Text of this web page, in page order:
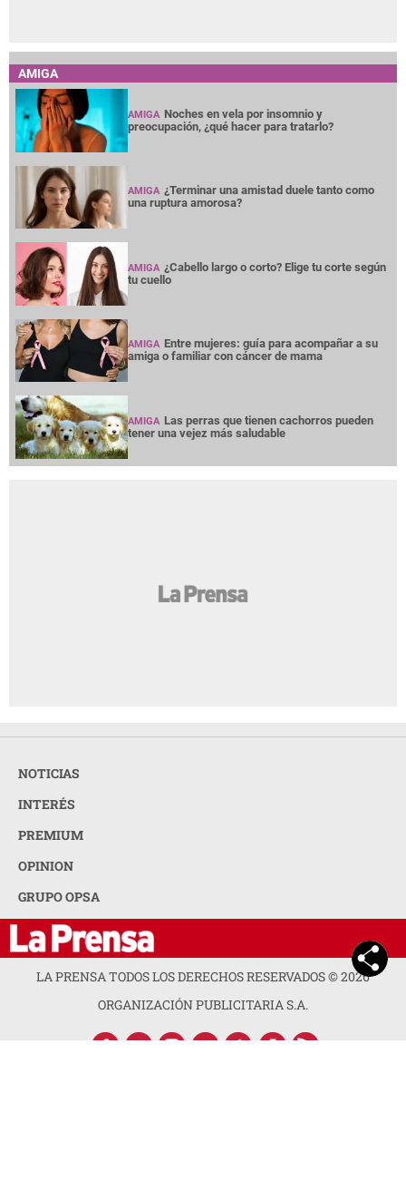
AMIGA
AMIGA Noches en vela por insomnio y
preocupación, ¿qué hacer para tratarlo?
AMIGA ¿Terminar una amistad duele tanto como
una ruptura amorosa?
AMIGA ¿Cabello largo o corto? Elige tu corte según
tu cuello
AMIGA Entre mujeres: guía para acompañar a su
amiga o familiar con cáncer de mama
AMIGA Las perras que tienen cachorros pueden
tener una vejez más saludable
NOTICIAS
INTERÉS
PREMIUM
OPINION
GRUPO OPSA
LA PRENSA TODOS LOS DERECHOS RESERVADOS ©2026
ORGANIZACIÓN PUBLICITARIA S.A.